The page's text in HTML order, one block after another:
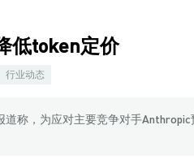
低token定价
行业动态
道称，为应对主要竞争对手